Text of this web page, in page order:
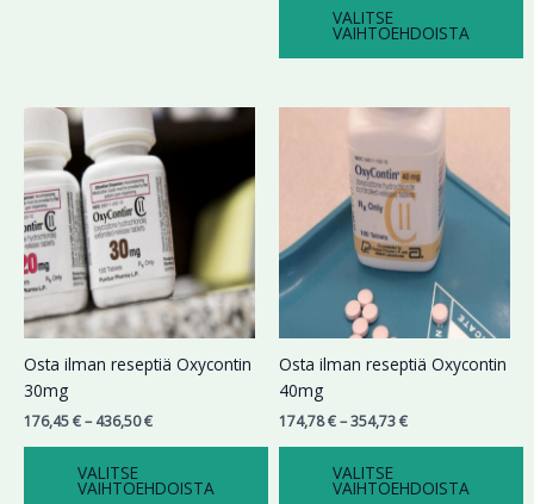
VALITSE
VAIHTOEHDOISTA
Osta ilman reseptiä Oxycontin
30mg
176,45€– 436,50€
Hintaluokka:
176,45 €
-
436,50 €
VALITSE
VAIHTOEHDOISTA
Tällä
tuotteella
on
useampi
muunnelma.
Voit
tehdä
valinnat
tuotteen
sivulla.
Osta ilman reseptiä Oxycontin
40mg
174,78€–354,73€
Hintaluokka:
174,78 €
354,73 €
VALITSE
VAIHTOEHDOISTA
useampi
muunnelma.
Voit
tehdä
valinnat
sivulla.